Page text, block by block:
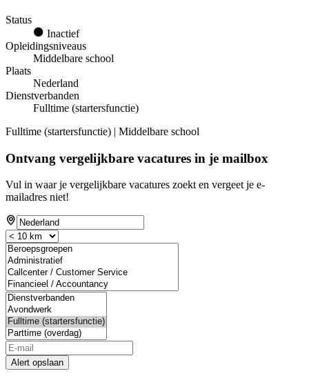
Status
Inactief
Opleidingsniveaus
Middelbare school
Plaats
Nederland
Dienstverbanden
Fulltime (startersfunctie)
Fulltime (startersfunctie) | Middelbare school
Ontvang vergelijkbare vacatures in je mailbox
Vul in waar je vergelijkbare vacatures zoekt en vergeet je e-
mailadres niet!
Alert opslaan